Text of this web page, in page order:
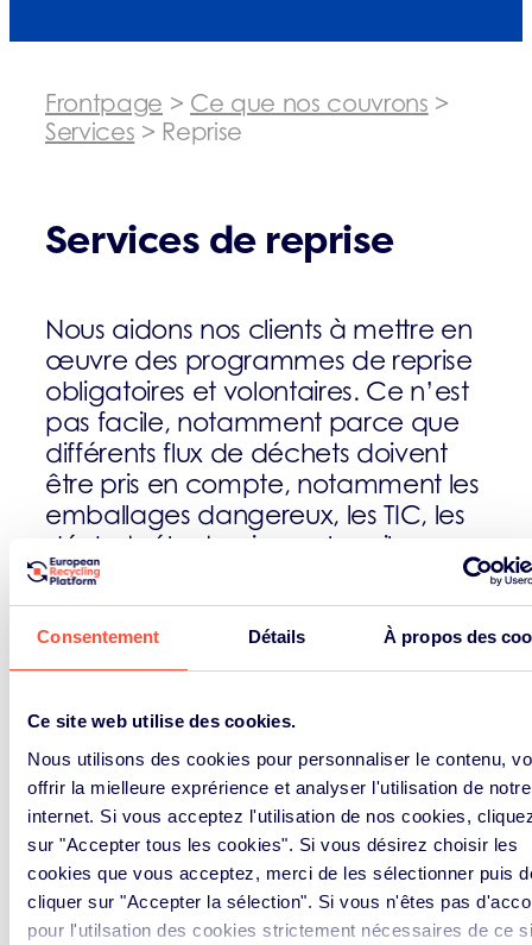
Consentement Détails À propos des
Ce site web utilise des cookies.
Nous utilisons des cookies pour personnaliser le contenu,
offrir la mielleure exprérience et analyser l'utilisation de
internet. Si vous acceptez l'utilisation de nos cookies,
sur "Accepter tous les cookies". Si vous désirez choisir les
cookies que vous acceptez, merci de les sélectionner puis
cliquer sur "Accepter la sélection". Si vous n'êtes pas
pour l'utilsation des cookies strictement nécessaires de ce
Frontpage > Ce que nos couvrons >
Services > Reprise
Services de reprise
Nous aidons nos clients à mettre en
œuvre des programmes de reprise
obligatoires et volontaires. Ce n’est
pas facile, notamment parce que
différents flux de déchets doivent
être pris en compte, notamment les
emballages dangereux, les TIC, les
déchets électroniques, les piles au
lithium et autres types de
piles/batteries, les dispositifs
médicaux et d’autres types
d’emballages. En tant que
organisons des ramassages et
collectons les emballages,
accessoires et produits en fin de vie
dans le monde entier.
Nous proposons une gamme de
services de reprise :